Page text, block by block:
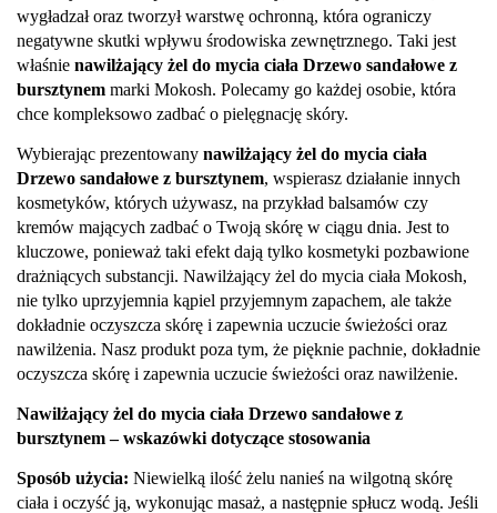
wygładzał oraz tworzył warstwę ochronną, która ograniczy
negatywne skutki wpływu środowiska zewnętrznego. Taki jest
właśnie nawilżający żel do mycia ciała Drzewo sandałowe z
bursztynem marki Mokosh. Polecamy go każdej osobie, która
chce kompleksowo zadbać o pielęgnację skóry.
Wybierając prezentowany nawilżający żel do mycia ciała
Drzewo sandałowe z bursztynem, wspierasz działanie innych
kosmetyków, których używasz, na przykład balsamów czy
kremów mających zadbać o Twoją skórę w ciągu dnia. Jest to
kluczowe, ponieważ taki efekt dają tylko kosmetyki pozbawione
drażniących substancji. Nawilżający żel do mycia ciała Mokosh,
nie tylko uprzyjemnia kąpiel przyjemnym zapachem, ale także
dokładnie oczyszcza skórę i zapewnia uczucie świeżości oraz
nawilżenia. Nasz produkt poza tym, że pięknie pachnie, dokładnie
oczyszcza skórę i zapewnia uczucie świeżości oraz nawilżenie.
Nawilżający żel do mycia ciała Drzewo sandałowe z
bursztynem – wskazówki dotyczące stosowania
Sposób użycia: Niewielką ilość żelu nanieś na wilgotną skórę
ciała i oczyść ją, wykonując masaż, a następnie spłucz wodą. Jeśli